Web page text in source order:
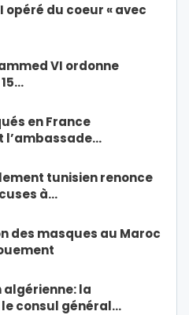
opéré du coeur « avec
VI ordonne
en France
l’ambassade…
tunisien renonce
à…
des masques au Maroc
la
consul général…